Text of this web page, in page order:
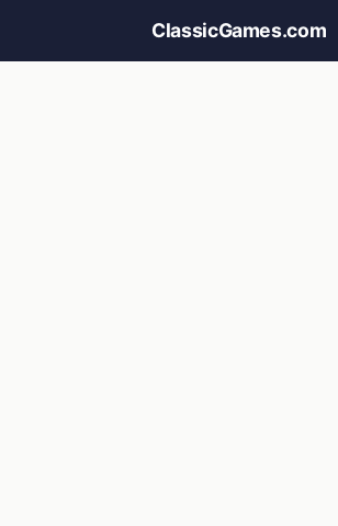
ClassicGames.com